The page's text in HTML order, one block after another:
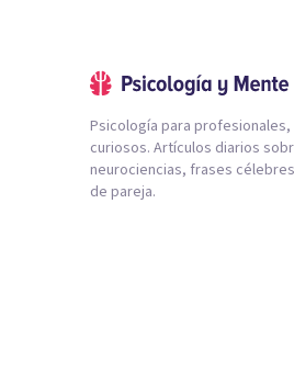
Psicología para
curiosos. Artículos diarios
neurociencias, frases
de pareja.